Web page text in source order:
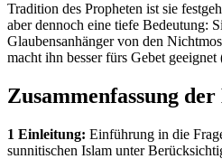
Tradition des Propheten ist sie
aber dennoch eine tiefe Bedeutung:
Glaubensanhänger von den
macht ihn besser fürs Gebet
Zusammenfassung
1 Einleitung: Einführung in die
sunnitischen Islam unter